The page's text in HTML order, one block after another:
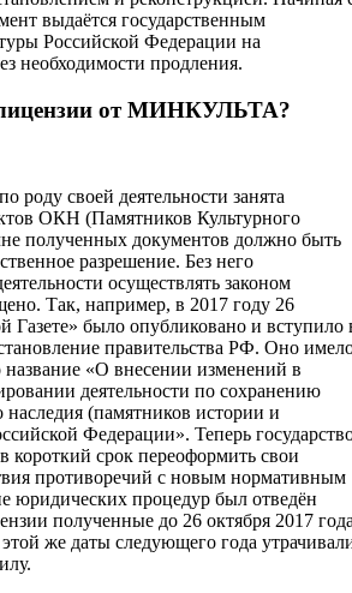
выдаётся государственным
Российской Федерации на
необходимости продления.
от МИНКУЛЬТА?
роду своей деятельности занята
ОКН (Памятников Культурного
полученных документов должно быть
разрешение. Без него
осуществлять законом
Так, например, в 2017 году 26
Газете» было опубликовано и вступило
правительства РФ. Оно
«О внесении изменений в
деятельности по сохранению
наследия (памятников истории и
Федерации». Теперь
короткий срок переоформить свои
противоречий с новым нормативным
юридических процедур был отведён
полученные до 26 октября 2017
же даты следующего года